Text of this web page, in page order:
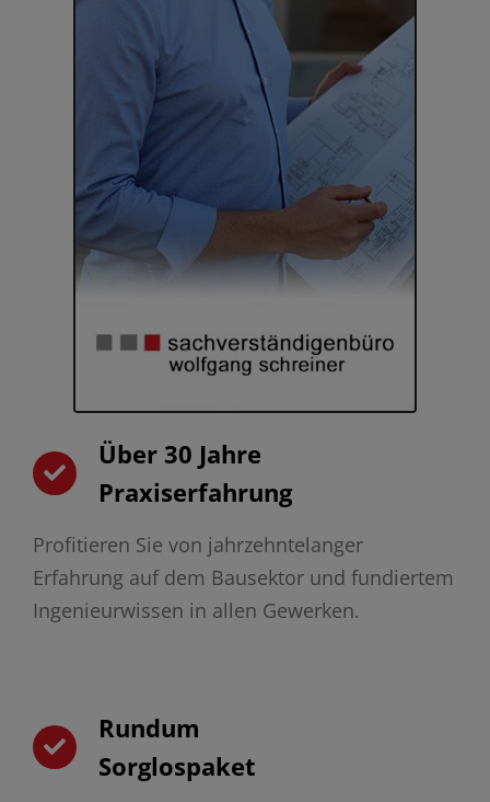
Über 30 Jahre
Praxiserfahrung
Profitieren Sie von jahrzehntelanger
Erfahrung auf dem Bausektor und fundiertem
Ingenieurwissen in allen Gewerken.
Rundum
Sorglospaket